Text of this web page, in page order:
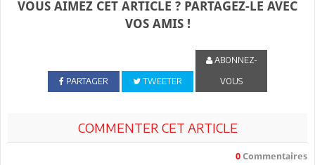
VOUS AIMEZ CET ARTICLE ? PARTAGEZ-LE AVEC
VOS AMIS !
PARTAGER TWEETER
ABONNEZ-
VOUS
COMMENTER CET ARTICLE
0 Commentaires